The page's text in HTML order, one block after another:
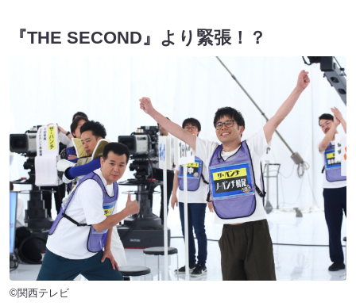
『THE SECOND』より緊張！？
©関西テレビ